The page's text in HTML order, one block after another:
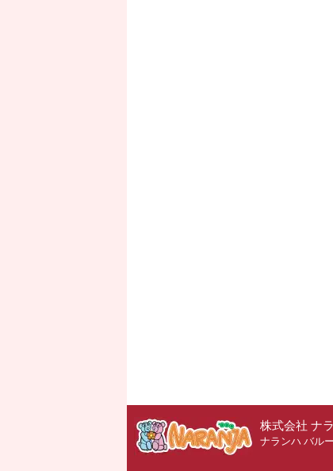
株式会社 ナ
ナランハ バル